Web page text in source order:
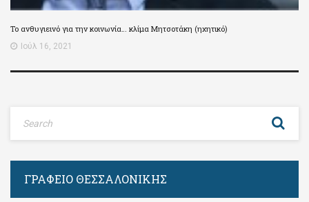
Το ανθυγιεινό για την κοινωνία… κλίμα Μητσοτάκη (ηχητικό)
Ιούλ 16, 2021
ΓΡΑΦΕΊΟ ΘΕΣΣΑΛΟΝΊΚΗΣ